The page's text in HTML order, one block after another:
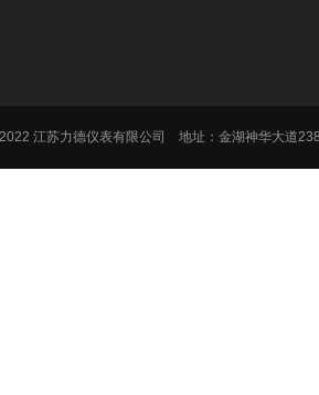
江苏力德仪表有限公司 地址：金湖神华大道